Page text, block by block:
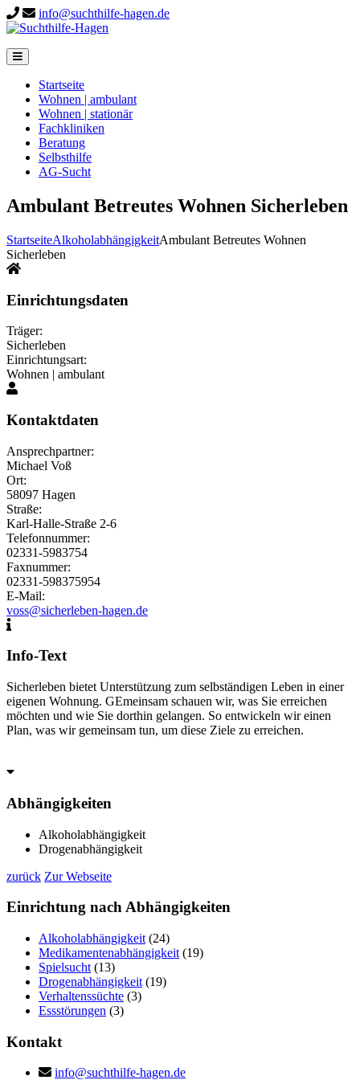
info@suchthilfe-hagen.de
Startseite
Wohnen | ambulant
Wohnen | stationär
Fachkliniken
Beratung
Selbsthilfe
AG-Sucht
Ambulant Betreutes Wohnen Sicherleben
StartseiteAlkoholabhängigkeitAmbulant Betreutes Wohnen
Sicherleben
Einrichtungsdaten
Träger:
Sicherleben
Einrichtungsart:
Wohnen | ambulant
Kontaktdaten
Ansprechpartner:
Michael Voß
Ort:
58097 Hagen
Straße:
Karl-Halle-Straße 2-6
Telefonnummer:
02331-5983754
Faxnummer:
02331-598375954
E-Mail:
voss@sicherleben-hagen.de
Info-Text
Sicherleben bietet Unterstützung zum selbständigen Leben in einer
eigenen Wohnung. GEmeinsam schauen wir, was Sie erreichen
möchten und wie Sie dorthin gelangen. So entwickeln wir einen
Plan, was wir gemeinsam tun, um diese Ziele zu erreichen.
Abhängigkeiten
Alkoholabhängigkeit
Drogenabhängigkeit
zurück Zur Webseite
Einrichtung nach Abhängigkeiten
Alkoholabhängigkeit (24)
Medikamentenabhängigkeit (19)
Spielsucht (13)
Drogenabhängigkeit (19)
Verhaltenssüchte (3)
Essstörungen (3)
Kontakt
info@suchthilfe-hagen.de